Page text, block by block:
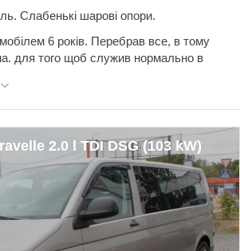
Слабенькі шарові опори.
6 років. Перебрав все, в тому
для того щоб служив нормально в
Але роки дають про себе
2.0 l TDI DSG (103 kW)